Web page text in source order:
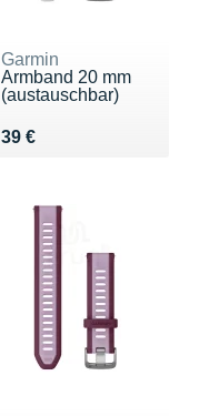
Garmin
Armband 20 mm
(austauschbar)
39 €
Vendu 39 €